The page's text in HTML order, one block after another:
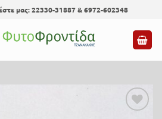
μας: 22330-31887 & 6972-602348